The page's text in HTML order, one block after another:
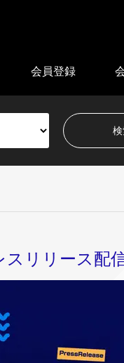
会員登録
スリリース配